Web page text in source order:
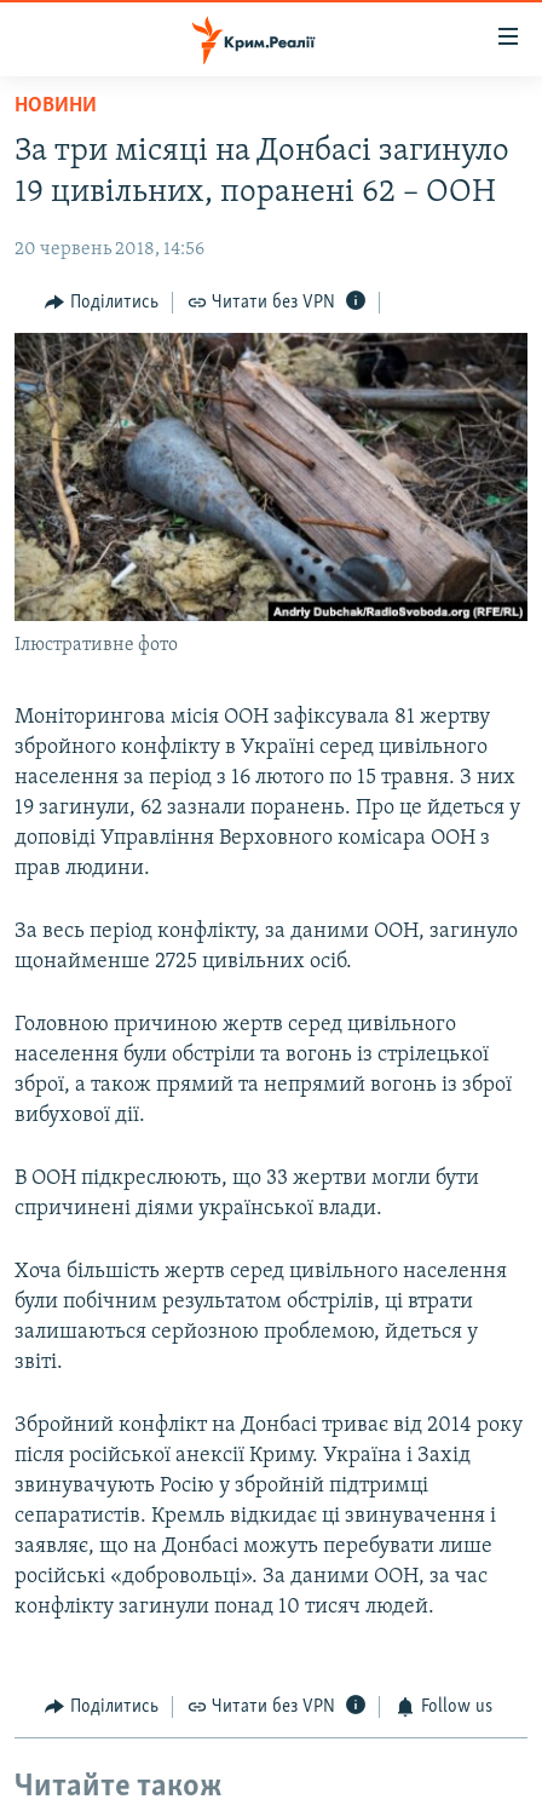
Перейти
основного
матеріалу
до
навігації
Перейти
до
пошуку
ВОДА.КРИМ
ПОЛІТИКА
БЛОГИ
ПОГЛЯД
ІНТЕРВ'Ю
ВСЕ ЗА ДЕНЬ
СПЕЦПРОЕКТИ
ДЕПОРТАЦІЯ
ВІДЕОУРОКИ «ELIFBE»
СВІДЧЕННЯ ОКУПАЦІЇ
УКРАЇНСЬКА ПРОБЛЕМА КРИМУ
ЯК ОБІЙТИ БЛОКУВАННЯ
Русский
Qırımtatar
Усі сайти RFE/RL
НОВИНИ
За три місяці на Донбасі загинуло
19 цивільних, поранені 62 – ООН
20 червень 2018, 14:56
Поділитись Читати без VPN
Ілюстративне фото
Моніторингова місія ООН зафіксувала 81 жертву
збройного конфлікту в Україні серед цивільного
населення за період з 16 лютого по 15 травня. З них
19 загинули, 62 зазнали поранень. Про це йдеться у
доповіді Управління Верховного комісара ООН з
прав людини.
За весь період конфлікту, за даними ООН, загинуло
щонайменше 2725 цивільних осіб.
Головною причиною жертв серед цивільного
населення були обстріли та вогонь із стрілецької
зброї, а також прямий та непрямий вогонь із зброї
вибухової дії.
В ООН підкреслюють, що 33 жертви могли бути
спричинені діями української влади.
Хоча більшість жертв серед цивільного населення
були побічним результатом обстрілів, ці втрати
залишаються серйозною проблемою, йдеться у
звіті.
Збройний конфлікт на Донбасі триває від 2014 року
після російської анексії Криму. Україна і Захід
звинувачують Росію у збройній підтримці
сепаратистів. Кремль відкидає ці звинувачення і
заявляє, що на Донбасі можуть перебувати лише
російські «добровольці». За даними ООН, за час
конфлікту загинули понад 10 тисяч людей.
Поділитись Читати без VPN Follow us
Читайте також